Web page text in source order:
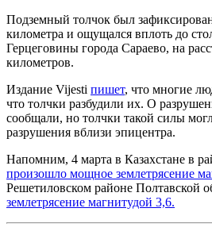
Подземный толчок был
километра и ощущался вплоть до
Герцеговины города Сараево, на
километров.
Издание Vijesti пишет, что многие
что толчки разбудили их. О
сообщали, но толчки такой силы
разрушения вблизи эпицентра.
Напомним, 4 марта в Казахстане в
произошло мощное землетрясение
Решетиловском районе Полтавской
землетрясение магнитудой 3,6.